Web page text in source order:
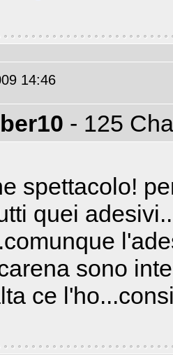
14:46
- 125
spettacolo!
quei
sono
ce